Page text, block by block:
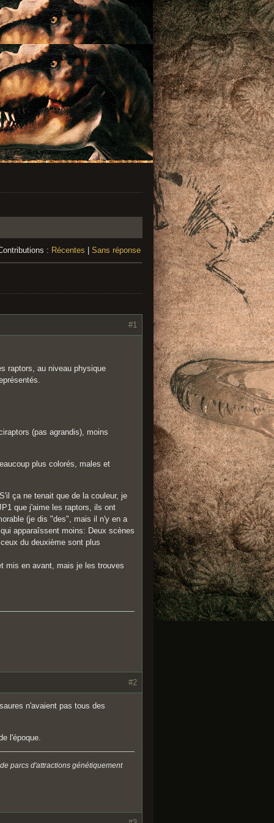
: Récentes Sans réponse
#1
raptors, au niveau physique
(pas agrandis), moins
plus colorés, males et
ça ne tenait que de la couleur, je
que j'aime les raptors, ils ont
(je dis "des", mais il n'y en a
apparaîssent moins: Deux scènes
du deuxième sont plus
mis en avant, mais je les trouves
#2
n'avaient pas tous des
l'époque.
parcs d'attractions génétiquement